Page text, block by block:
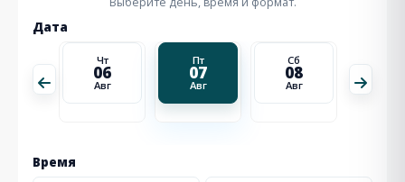
Дата
Чт
06
Авг
Пт
07
Авг
Сб
08
Авг
Время